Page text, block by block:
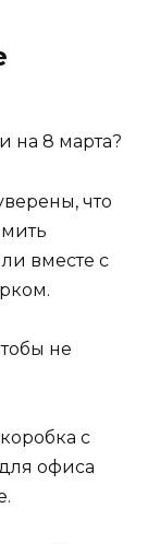
на 8 марта?
что
вместе с
не
с
офиса